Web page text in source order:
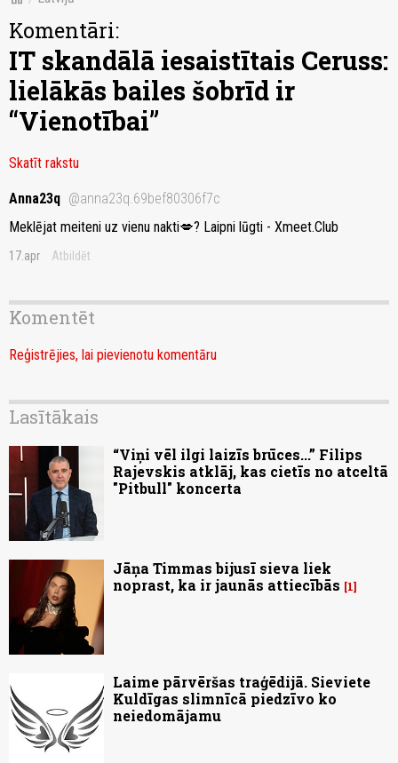
Komentāri:
IT skandālā iesaistītais Ceruss:
lielākās bailes šobrīd ir
“Vienotībai”
Skatīt rakstu
Anna23q @anna23q.69bef80306f7c
Meklējat meiteni uz vienu nakti💋? Laipni lūgti - Xmeet.Club
17.apr Atbildēt
Komentēt
Reģistrējies, lai pievienotu komentāru
Lasītākais
“Viņi vēl ilgi laizīs brūces...” Filips
Rajevskis atklāj, kas cietīs no atceltā
"Pitbull" koncerta
Jāņa Timmas bijusī sieva liek
noprast, ka ir jaunās attiecībās
1
Laime pārvēršas traģēdijā. Sieviete
Kuldīgas slimnīcā piedzīvo ko
neiedomājamu